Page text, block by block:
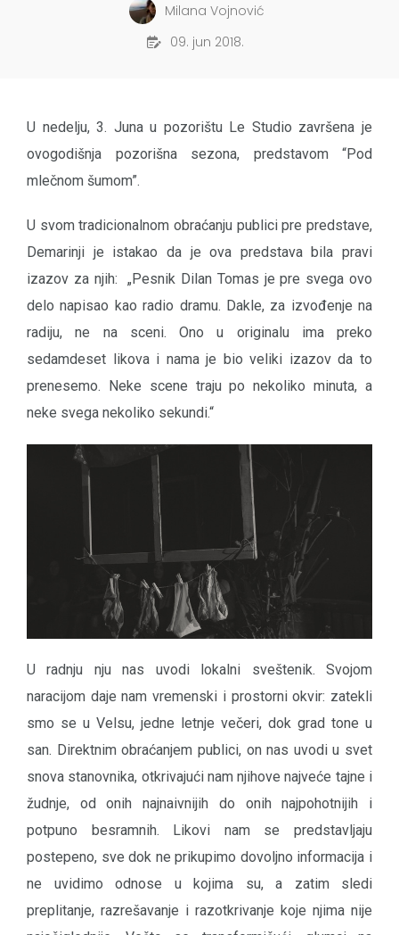
Milana Vojnović
09. jun 2018.
U nedelju, 3. Juna u pozorištu Le Studio završena je
ovogodišnja pozorišna sezona, predstavom “Pod
mlečnom šumom”.
U svom tradicionalnom obraćanju publici pre predstave,
Demarinji je istakao da je ova predstava bila pravi
izazov za njih: „Pesnik Dilan Tomas je pre svega ovo
delo napisao kao radio dramu. Dakle, za izvođenje na
radiju, ne na sceni. Ono u originalu ima preko
sedamdeset likova i nama je bio veliki izazov da to
prenesemo. Neke scene traju po nekoliko minuta, a
neke svega nekoliko sekundi.“
U radnju nju nas uvodi lokalni sveštenik. Svojom
naracijom daje nam vremenski i prostorni okvir: zatekli
smo se u Velsu, jedne letnje večeri, dok grad tone u
san. Direktnim obraćanjem publici, on nas uvodi u svet
snova stanovnika, otkrivajući nam njihove najveće tajne i
žudnje, od onih najnaivnijih do onih najpohotnijih i
potpuno besramnih. Likovi nam se predstavljaju
postepeno, sve dok ne prikupimo dovoljno informacija i
ne uvidimo odnose u kojima su, a zatim sledi
preplitanje, razrešavanje i razotkrivanje koje njima nije